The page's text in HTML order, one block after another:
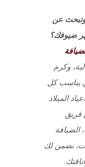
عن
ضيوفك؟
وكرم
يناسب كل
الميلاد
فريق
الضيافة
نضمن لك